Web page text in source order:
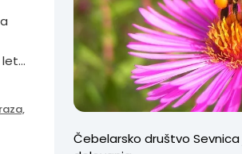
letu
Čebelarsko društvo